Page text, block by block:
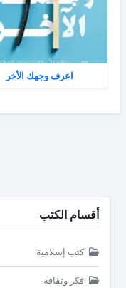
اعرف وجهك الأخر
أقسام الكتب
كتب إسلامية
فكر وثقافة